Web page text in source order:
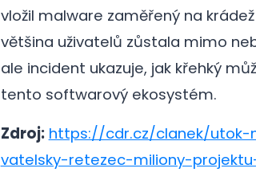
vložil malware zaměřený na
většina uživatelů zůstala mimo
ale incident ukazuje, jak křehký
tento softwarový ekosystém.
Zdroj: https://cdr.cz/clanek/utok-
vatelsky-retezec-miliony-